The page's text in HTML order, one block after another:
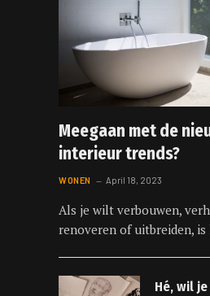
Meegaan met de
interieur trends?
WONEN April 18, 2023
Als je wilt verbouwen,
renoveren of uitbreiden,
Hé, wil